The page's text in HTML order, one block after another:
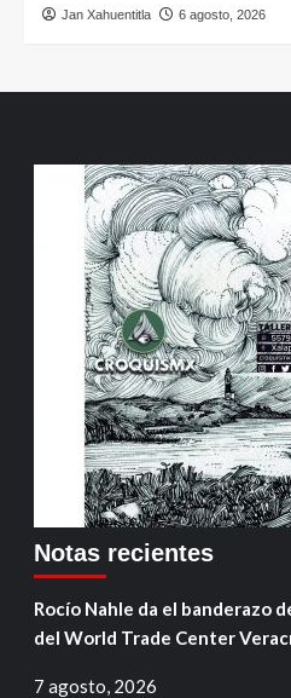
Jan Xahuentitla 6 agosto, 2026
Notas recientes
Rocío Nahle da el banderazo
del World Trade Center
7 agosto, 2026